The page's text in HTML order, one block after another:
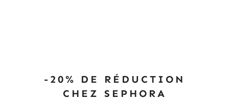
-20% DE RÉDUCTION
CHEZ SEPHORA